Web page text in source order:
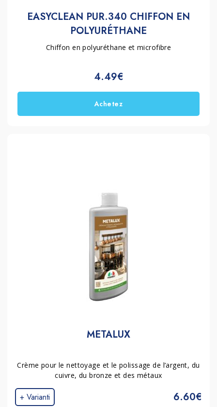
EASYCLEAN PUR.340 CHIFFON EN
POLYURÉTHANE
Chiffon en polyuréthane et microfibre
4.49€
Achetez
METALUX
Crème pour le nettoyage et le polissage de l’argent, du
cuivre, du bronze et des métaux
+ Varianti 6.60€